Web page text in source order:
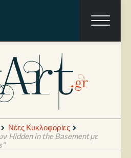
Νέες Κυκλοφορίες
Hidden in the Basement με